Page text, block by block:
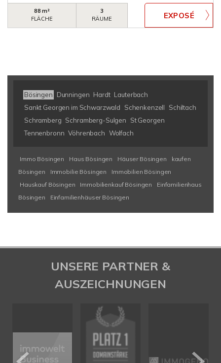
88 m²
FLÄCHE
3
RÄUME
Bösingen Dunningen Hardt Lauterbach
Sankt Georgen im Schwarzwald
Schenkenzell
Schiltach
Schramberg Schramberg-Sulgen
St Georgen
Tennenbronn Vöhrenbach Wolfach
Immo Bösingen Haus Bösingen Häuser Bösingen
kaufen
Bösingen
Immobilie Bösingen
Immobilien Bösingen
Hauskauf Bösingen
Immobilienkauf Bösingen
Einfamilienhaus
Bösingen
Einfamilienhäuser Bösingen
UNSERE PARTNER &
AUSZEICHNUNGEN